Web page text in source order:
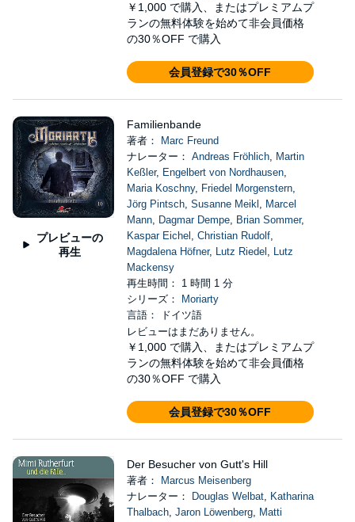
￥1,000 で購入、またはプレミアムプ
ランの無料体験を始めて非会員価格
の30％OFF で購入
会員登録で30％OFF
プレビューの
再生
Familienbande
著者：
Marc Freund
ナレーター： Andreas Fröhlich, Martin
Keßler, Engelbert von Nordhausen,
Maria Koschny, Friedel Morgenstern,
Jörg Pintsch, Susanne Meikl , Marcel
Mann, Dagmar Dempe, Brian Sommer,
Kaspar Eichel , Christian Rudolf,
Magdalena Höfner, Lutz Riedel , Lutz
Mackensy
再生時間： 1 時間 1 分
シリーズ：
Moriarty
言語： ドイツ語
レビューはまだありません。
￥1,000 で購入、またはプレミアムプ
ランの無料体験を始めて非会員価格
の30％OFF で購入
会員登録で30％OFF
Der Besucher von Gutt's Hill
著者：
Marcus Meisenberg
ナレーター：
Douglas Welbat, Katharina
Thalbach, Jaron Löwenberg, Matti